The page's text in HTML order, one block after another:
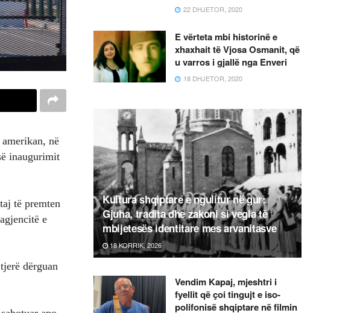
në
inaugurimit
të premten
e
dërguan
22 DHJETOR, 2020
E vërteta mbi historinë e
xhaxhait të Vjosa Osmanit, që
u varros i gjallë nga Enveri
18 DHJETOR, 2020
Kultura shqiptare e ngulitur në gur:
Gjuha, tradita dhe zakoni si vegla të
mbijetesës identitare mes arvanitasve
18 KORRIK, 2026
Vendim Kapaj, mjeshtri i
fyellit që çoi tingujt e iso-
polifonisë shqiptare në filmin